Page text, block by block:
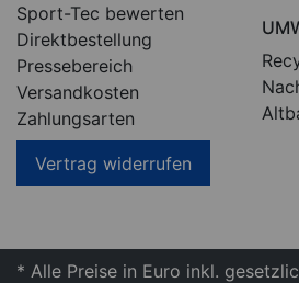
Sport-Tec bewerten
Direktbestellung
Pressebereich
Versandkosten
Zahlungsarten
Vertrag widerrufen
* Alle Preise in Euro inkl.